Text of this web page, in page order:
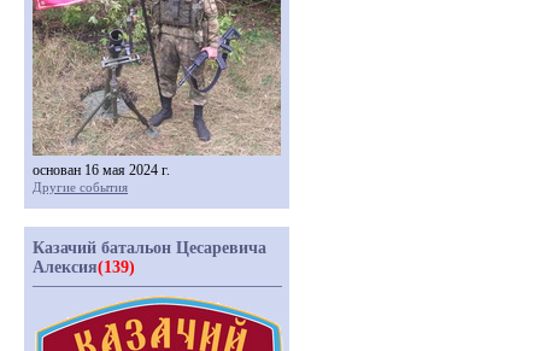
основан 16 мая 2024 г.
Другие события
Казачий батальон Цесаревича
Алексия(139)